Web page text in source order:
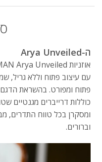
ה-Arya Unveiled
עם עיצוב פתוח וללא גריל,
כוללות דרייברים מגנטיים
ומסקרן בכל טווח התדרים,
וברורים.